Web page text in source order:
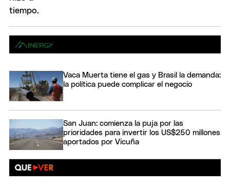
Vaca Muerta tiene el gas y Brasil la demanda:
la política puede complicar el negocio
San Juan: comienza la puja por las
prioridades para invertir los US$250 millones
aportados por Vicuña